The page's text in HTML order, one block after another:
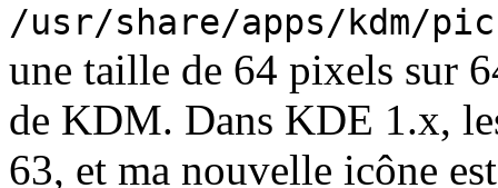
/usr/share/apps/kdm/
une taille de 64 pixels sur
de KDM. Dans KDE 1.x,
63, et ma nouvelle icône